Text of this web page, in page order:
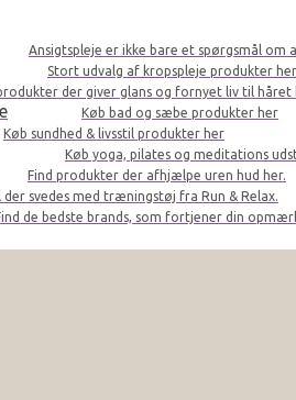
Ansigtspleje er ikke bare et spørgsmål
Stort udvalg af kropspleje produkter her
der giver glans og fornyet liv til håret
Køb bad og sæbe produkter her
Køb sundhed & livsstil produkter her
Køb yoga, pilates og meditations
Find produkter der afhjælpe uren hud her.
der svedes med træningstøj fra Run & Relax.
de bedste brands, som fortjener din